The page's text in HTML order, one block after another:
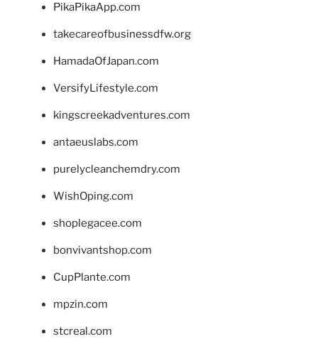
PikaPikaApp.com
takecareofbusinessdfw.org
HamadaOfJapan.com
VersifyLifestyle.com
kingscreekadventures.com
antaeuslabs.com
purelycleanchemdry.com
WishOping.com
shoplegacee.com
bonvivantshop.com
CupPlante.com
mpzin.com
stcreal.com